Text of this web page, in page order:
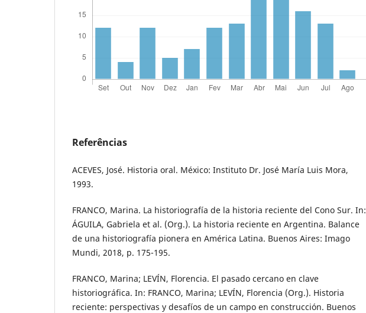
Referências
ACEVES, José. Historia oral. México: Instituto Dr. José María Luis Mora,
1993.
FRANCO, Marina. La historiografía de la historia reciente del Cono Sur. In:
ÁGUILA, Gabriela et al. (Org.). La historia reciente en Argentina. Balance
de una historiografía pionera en América Latina. Buenos Aires: Imago
Mundi, 2018, p. 175-195.
FRANCO, Marina; LEVÍN, Florencia. El pasado cercano en clave
historiográfica. In: FRANCO, Marina; LEVÍN, Florencia (Org.). Historia
reciente: perspectivas y desafíos de un campo en construcción. Buenos